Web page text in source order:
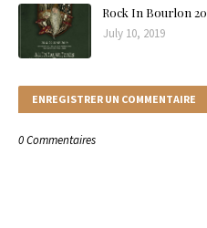
Rock In Bourlon
July 10, 2019
ENREGISTRER UN COMMENTAIRE
0 Commentaires